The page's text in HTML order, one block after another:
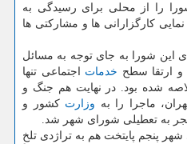
را از محلی برای رسیدگی به
کارگزارانی ها و مشارکتی ها
این شورا به جای توجه به مسائل
ارتقا سطح خدمات اجتماعی تنها
شده بود. در نهایت هم جنگ و
ماجرا را به وزارت کشور و
به تعطیلی شورای شهر شد.
پنجم پایتخت هم به تراژدی تلخ